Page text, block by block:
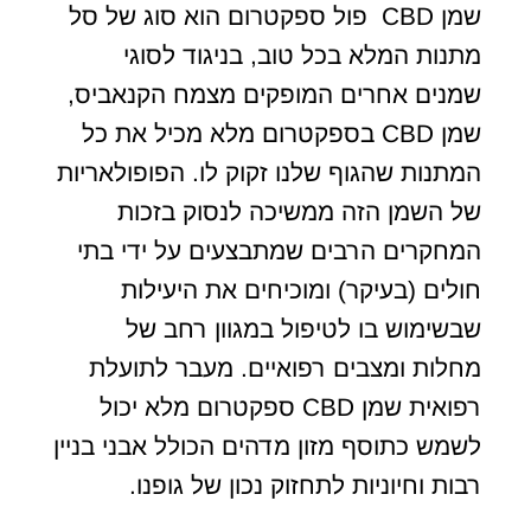
שמן CBD פול ספקטרום הוא סוג של סל
מתנות המלא בכל טוב, בניגוד לסוגי
שמנים אחרים המופקים מצמח הקנאביס,
שמן CBD בספקטרום מלא מכיל את כל
המתנות שהגוף שלנו זקוק לו. הפופולאריות
של השמן הזה ממשיכה לנסוק בזכות
המחקרים הרבים שמתבצעים על ידי בתי
חולים (בעיקר) ומוכיחים את היעילות
שבשימוש בו לטיפול במגוון רחב של
מחלות ומצבים רפואיים. מעבר לתועלת
רפואית שמן CBD ספקטרום מלא יכול
לשמש כתוסף מזון מדהים הכולל אבני בניין
רבות וחיוניות לתחזוק נכון של גופנו.